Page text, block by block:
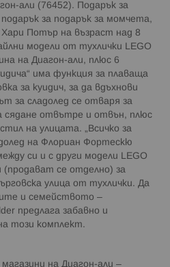
али (76452). Подарък за
за подарък за момчета,
Потър на възраст над 8
модели от тухлички LEGO
на Диагон-али, плюс 6
има функция за плаваща
за куидич, за да вдъхнови
за сладолед се отваря за
сядане отвътре и отвън, плюс
на улицата. „Всичко за
на Флориан Фортескю
си и с други модели LEGO
(продават се отделно) за
улица от тухлички. Да
и семейството –
предлага забавно и
този комплект.
на Диагон-али –